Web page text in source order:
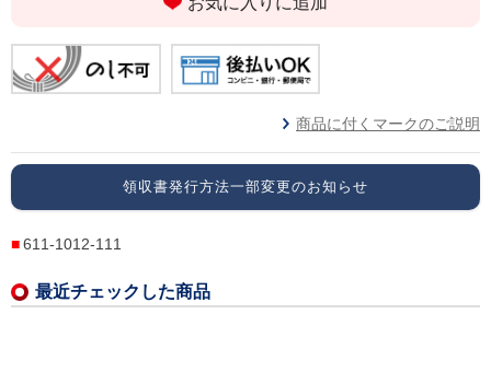
商品に付くマークのご説明
領収書発行方法一部変更のお知らせ
611-1012-111
最近チェックした商品